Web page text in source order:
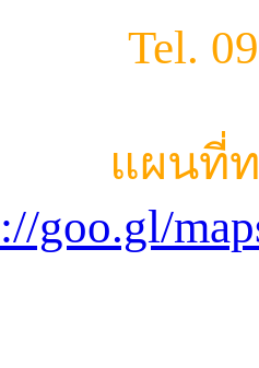
Tel.
แผนที่
goo.gl/